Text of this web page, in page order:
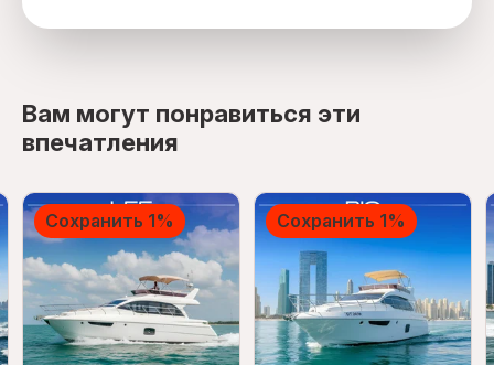
Вам могут понравиться эти
впечатления
Сохранить 1% Сохранить 1%